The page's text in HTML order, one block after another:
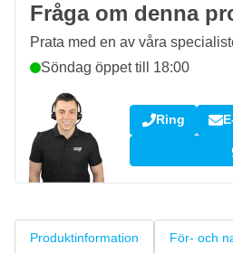
Fråga om denna
Prata med en av våra
Söndag öppet till 18:00
Ring
Produktinformation För- och